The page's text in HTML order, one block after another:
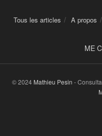
Tous les articles A propos
ME
© 2024 Mathieu Pesin -